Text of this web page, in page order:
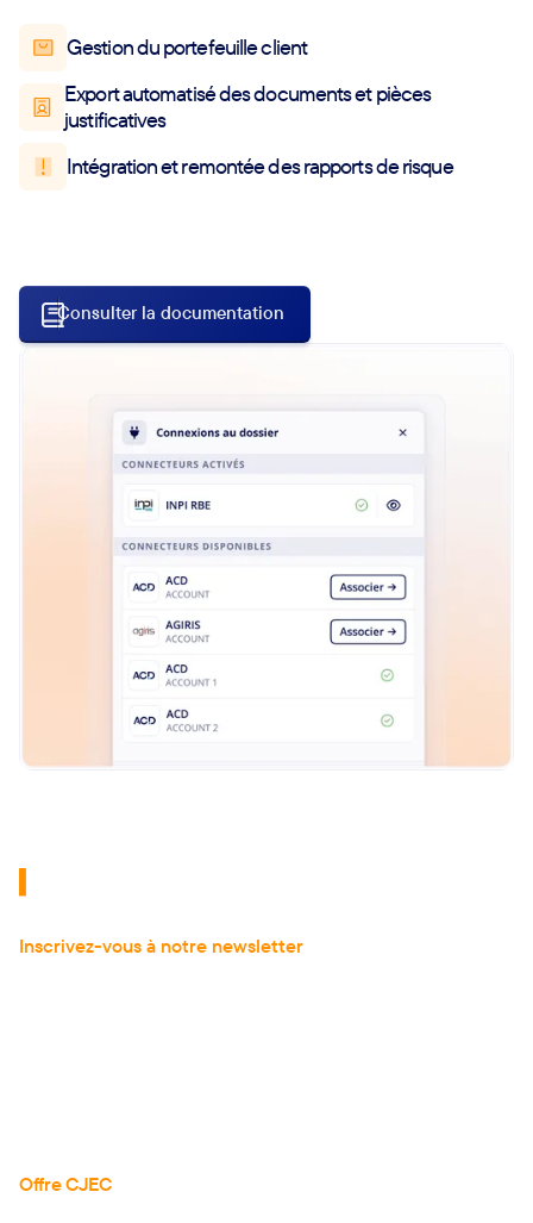
Gestion du portefeuille client
Export automatisé des documents et pièces
justificatives
Intégration et remontée des rapports de risque
Consulter la documentation
Inscrivez-vous à notre newsletter
Offre CJEC